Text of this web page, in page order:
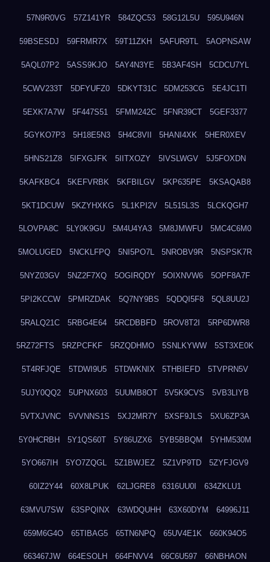
57N9R0VG 57Z141YR 584ZQC53 58G12L5U 595U946N
59BSESDJ 59FRMR7X 59T11ZKH 5AFUR9TL 5AOPNSAW
5AQL07P2 5ASS9KJO 5AY4N3YE 5B3AF4SH 5CDCU7YL
5CWV233T 5DFYUFZ0 5DKYT31C 5DM253CG 5E4JC1TI
5EXK7A7W 5F447S51 5FMM242C 5FNR39CT 5GEF3377
5GYKO7P3 5H18E5N3 5H4C8VII 5HANI4XK 5HER0XEV
5HNS21Z8 5IFXGJFK 5IITXOZY 5IVSLWGV 5J5FOXDN
5KAFKBC4 5KEFVRBK 5KFBILGV 5KP635PE 5KSAQAB8
5KT1DCUW 5KZYHXKG 5L1KPI2V 5L515L3S 5LCKQGH7
5LOVPA8C 5LY0K9GU 5M4U4YA3 5M8JMWFU 5MC4C6M0
5MOLUGED 5NCKLFPQ 5NI5PO7L 5NROBV9R 5NSPSK7R
5NYZ03GV 5NZ2F7XQ 5OGIRQDY 5OIXNVW6 5OPF8A7F
5PI2KCCW 5PMRZDAK 5Q7NY9BS 5QDQI5F8 5QL8UU2J
5RALQ21C 5RBG4E64 5RCDBBFD 5ROV8T2I 5RP6DWR8
5RZ72FTS 5RZPCFKF 5RZQDHMO 5SNLKYWW 5ST3XE0K
5T4RFJQE 5TDWI9U5 5TDWKNIX 5THBIEFD 5TVPRN5V
5UJY0QQ2 5UPNX603 5UUMB8OT 5V5K9CVS 5VB3LIYB
5VTXJVNC 5VVNNS1S 5XJ2MR7Y 5XSF9JLS 5XU6ZP3A
5Y0HCRBH 5Y1QS60T 5Y86UZX6 5YB5BBQM 5YHM530M
5YO667IH 5YO7ZQGL 5Z1BWJEZ 5Z1VP9TD 5ZYFJGV9
60IZ2Y44 60X8LPUK 62LJGRE8 6316UU0I 634ZKLU1
63MVU7SW 63SPQINX 63WDQUHH 63X60DYM 64996J11
659M6G4O 65TIBAG5 65TN6NPQ 65UV4E1K 660K94O5
663467JW 664ESOLH 664FNVV4 66C6U597 66NBHAON